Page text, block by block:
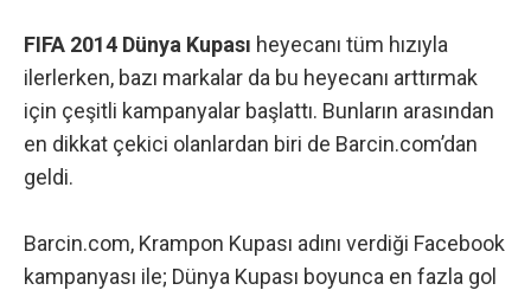
FIFA 2014 Dünya Kupası heyecanı tüm hızıyla
ilerlerken, bazı markalar da bu heyecanı arttırmak
için çeşitli kampanyalar başlattı. Bunların arasından
en dikkat çekici olanlardan biri de Barcin.com’dan
geldi.
Barcin.com, Krampon Kupası adını verdiği Facebook
kampanyası ile; Dünya Kupası boyunca en fazla gol